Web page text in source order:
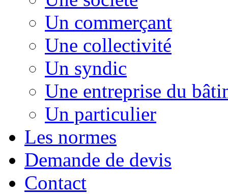
Un commerçant
Une collectivité
Un syndic
Une entreprise du
Un particulier
Les normes
Demande de devis
Contact